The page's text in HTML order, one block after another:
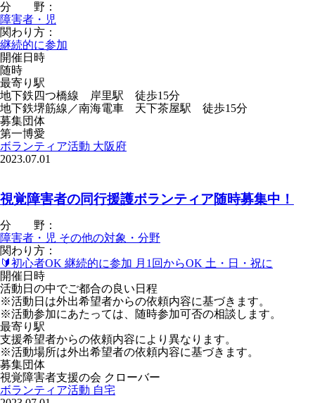
分 野：
障害者・児
関わり方：
継続的に参加
開催日時
随時
最寄り駅
地下鉄四つ橋線 岸里駅 徒歩15分
地下鉄堺筋線／南海電車 天下茶屋駅 徒歩15分
募集団体
第一博愛
ボランティア活動 大阪府
2023.07.01
視覚障害者の同行援護ボランティア随時募集中！
分 野：
障害者・児 その他の対象・分野
関わり方：
🔰初心者OK 継続的に参加 月1回からOK 土・日・祝に
開催日時
活動日の中でご都合の良い日程
※活動日は外出希望者からの依頼内容に基づきます。
※活動参加にあたっては、随時参加可否の相談します。
最寄り駅
支援希望者からの依頼内容により異なります。
※活動場所は外出希望者の依頼内容に基づきます。
募集団体
視覚障害者支援の会 クローバー
ボランティア活動 自宅